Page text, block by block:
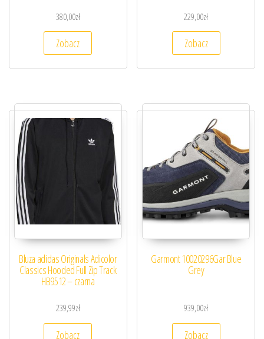
380,00zł
Zobacz
229,00zł
Zobacz
Bluza adidas Originals Adicolor
Classics Hooded Full Zip Track
HB9512 – czarna
239,99zł
Zobacz
Garmont 10020296Gar Blue
Grey
939,00zł
Zobacz